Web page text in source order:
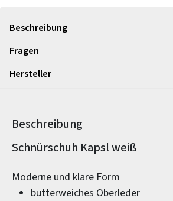
Beschreibung
Fragen
Hersteller
Beschreibung
Produktinformationen
Schnürschuh Kapsl weiß
Moderne und klare Form
butterweiches Oberleder